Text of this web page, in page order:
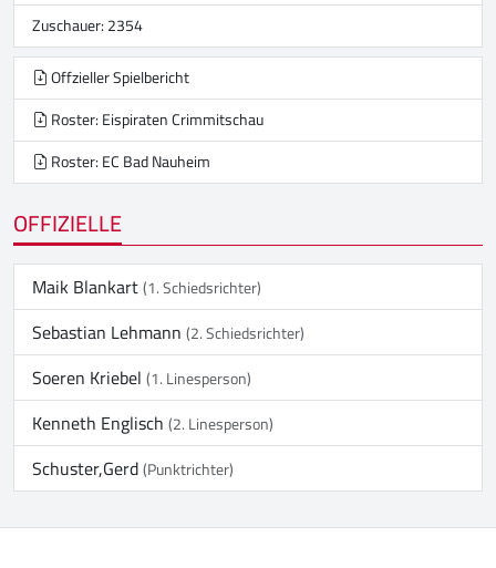
Zuschauer: 2354
Offzieller Spielbericht
Roster: Eispiraten Crimmitschau
Roster: EC Bad Nauheim
OFFIZIELLE
Maik Blankart(1. Schiedsrichter)
Sebastian Lehmann(2. Schiedsrichter)
Soeren Kriebel(1. Linesperson)
Kenneth Englisch(2. Linesperson)
Schuster,Gerd(Punktrichter)